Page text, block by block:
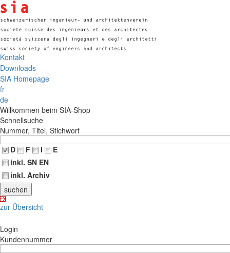
Kontakt
Downloads
SIA Homepage
fr
de
Willkommen beim SIA-Shop
Schnellsuche
Nummer, Titel, Stichwort
D
F I
E
inkl. SN EN
inkl. Archiv
zur Übersicht
Login
Kundennummer